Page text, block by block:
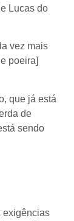
Lucas do
vez mais
poeira]
que já está
de
sendo
exigências